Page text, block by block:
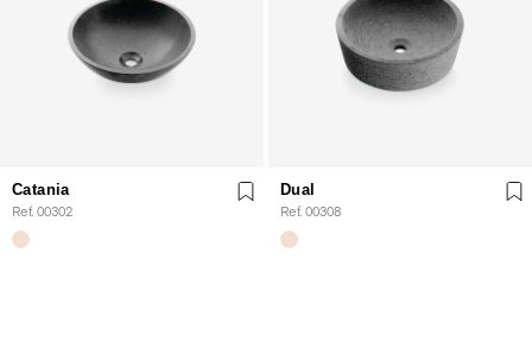
Catania
Ref. 00302
Dual
Ref. 00308